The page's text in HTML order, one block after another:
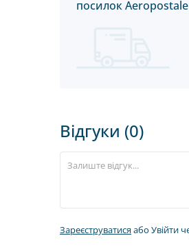
посилок Aeropostale
Відгуки (0)
Зареєструватисяабо Увійти